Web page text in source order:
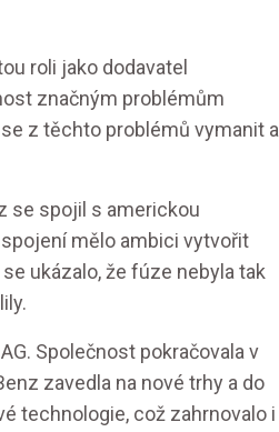
roli jako dodavatel
značným problémům
z těchto problémů vymanit a
se spojil s americkou
mělo ambici vytvořit
ukázalo, že fúze nebyla tak
Společnost pokračovala v
zavedla na nové trhy a do
technologie, což zahrnovalo i